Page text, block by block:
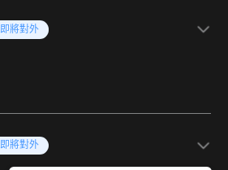
即將對外
即將對外